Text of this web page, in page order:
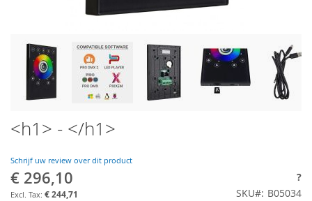
<h1> - </h1>
Schrijf uw review over dit product
€ 296,10
€ 244,71
?
SKU
B05034